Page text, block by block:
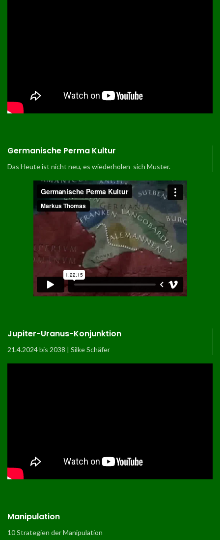
Germanische Perma Kultur
Das Heute ist nicht neu, es wiederholen sich Muster.
Jupiter-Uranus-Konjunktion
21.4.2024 bis 2038 | Silke Schäfer
Manipulation
10 Strategien der Manipulation